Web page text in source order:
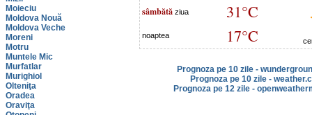
Moieciu
Moldova Nouă
Moldova Veche
Moreni
Motru
Muntele Mic
Murfatlar
Murighiol
Olteniţa
Oradea
Oraviţa
sâmbătă ziua 31°C
noaptea 17°C
Prognoza pe 10 zile -
Prognoza pe 10 zile -
Prognoza pe 12 zile -